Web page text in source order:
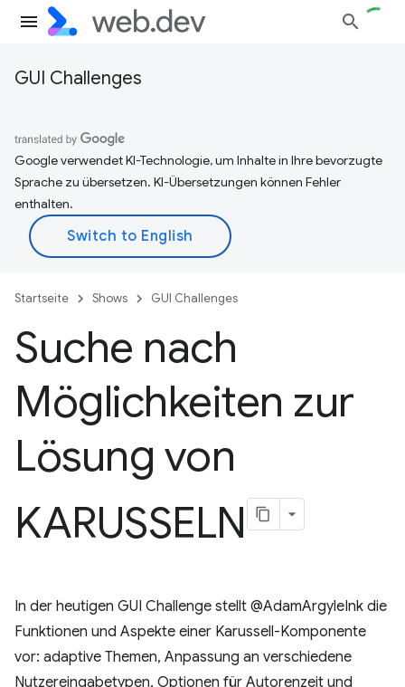
GUI Challenges
Google verwendet KI-Technologie, um Inhalte in Ihre bevorzugte
Sprache zu übersetzen. KI-Übersetzungen können Fehler
enthalten.
Startseite Shows GUI Challenges
Suche nach
Möglichkeiten zur
Lösung von
KARUSSELN
In der heutigen GUI Challenge stellt @AdamArgyleInk die
Funktionen und Aspekte einer Karussell-Komponente
vor: adaptive Themen, Anpassung an verschiedene
Nutzereingabetypen, Optionen für Autorenzeit und